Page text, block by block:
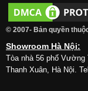
© 2007- Bản quyền
Showroom Hà Nội:
Tòa nhà 56 phố Vường
Thanh Xuân, Hà Nội.